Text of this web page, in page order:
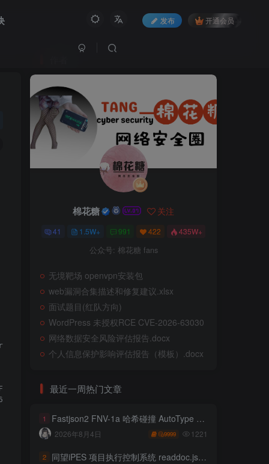
发布 开通会员
棉花糖 关注
41 1.5W+ 991 422 435W+
公众号: 棉花糖 fans
无境靶场 openvpn安装包
web漏洞合集描述和修复建议.xlsx
面试题目(红队方向)
WordPress 未授权RCE CVE-2026-63030
网络数据安全风险评估报告.docx
个人信息保护影响评估报告（模板）.docx
最近一周热门文章
1 Fastjson2 FNV-1a 哈希碰撞 AutoType 绕过远程代码执行
2026年8月4日 9999 1221
2 同望iPES 项目执行控制系统 readdoc.jsp存在任意文件读取